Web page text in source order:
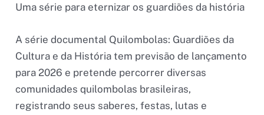
Uma série para eternizar os guardiões da história
A série documental Quilombolas: Guardiões da
Cultura e da História tem previsão de lançamento
para 2026 e pretende percorrer diversas
comunidades quilombolas brasileiras,
registrando seus saberes, festas, lutas e